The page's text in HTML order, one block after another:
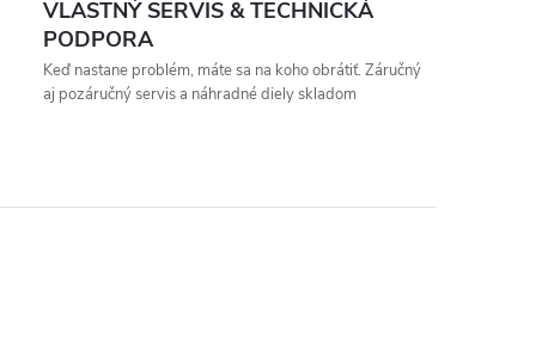
VLASTNÝ SERVIS & TECHNICKÁ
PODPORA
Keď nastane problém, máte sa na koho obrátiť. Záručný
aj pozáručný servis a náhradné diely skladom